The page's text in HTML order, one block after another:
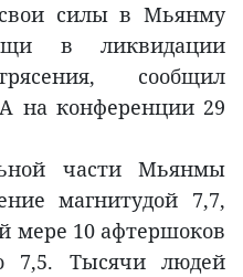
свои силы в Мьянму
в ликвидации
сообщил
на конференции 29
части Мьянмы
магнитудой 7,7,
мере 10 афтершоков
7,5. Тысячи людей